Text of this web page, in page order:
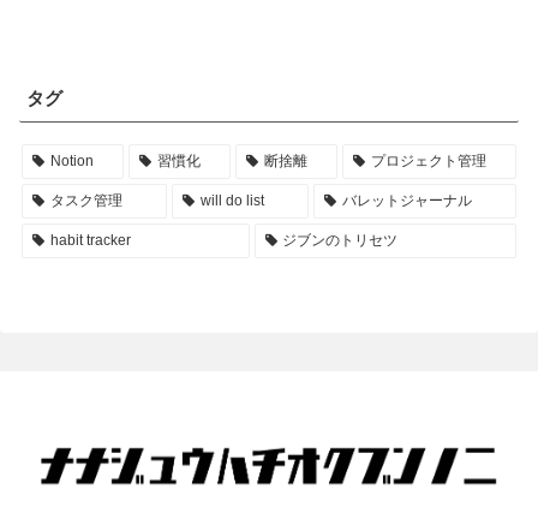
タグ
Notion 習慣化 断捨離 プロジェクト管理
タスク管理 will do list バレットジャーナル
habit tracker ジブンのトリセツ